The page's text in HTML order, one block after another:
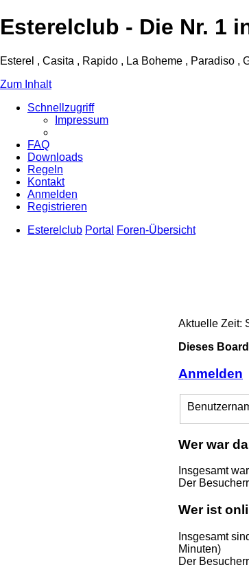
Esterelclub - Die Nr. 1
Esterel , Casita , Rapido , La Boheme , Paradiso ,
Zum Inhalt
Schnellzugriff
Impressum
FAQ
Downloads
Regeln
Kontakt
Anmelden
Registrieren
Esterelclub Portal Foren-Übersicht
Aktuelle Zeit:
Dieses
Anmelden
Wer war
Insgesamt
Der
Wer ist
Insgesamt
Minuten)
Der